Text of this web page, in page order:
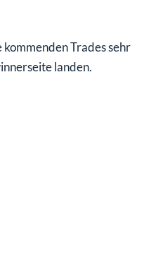
Trades sehr
landen.